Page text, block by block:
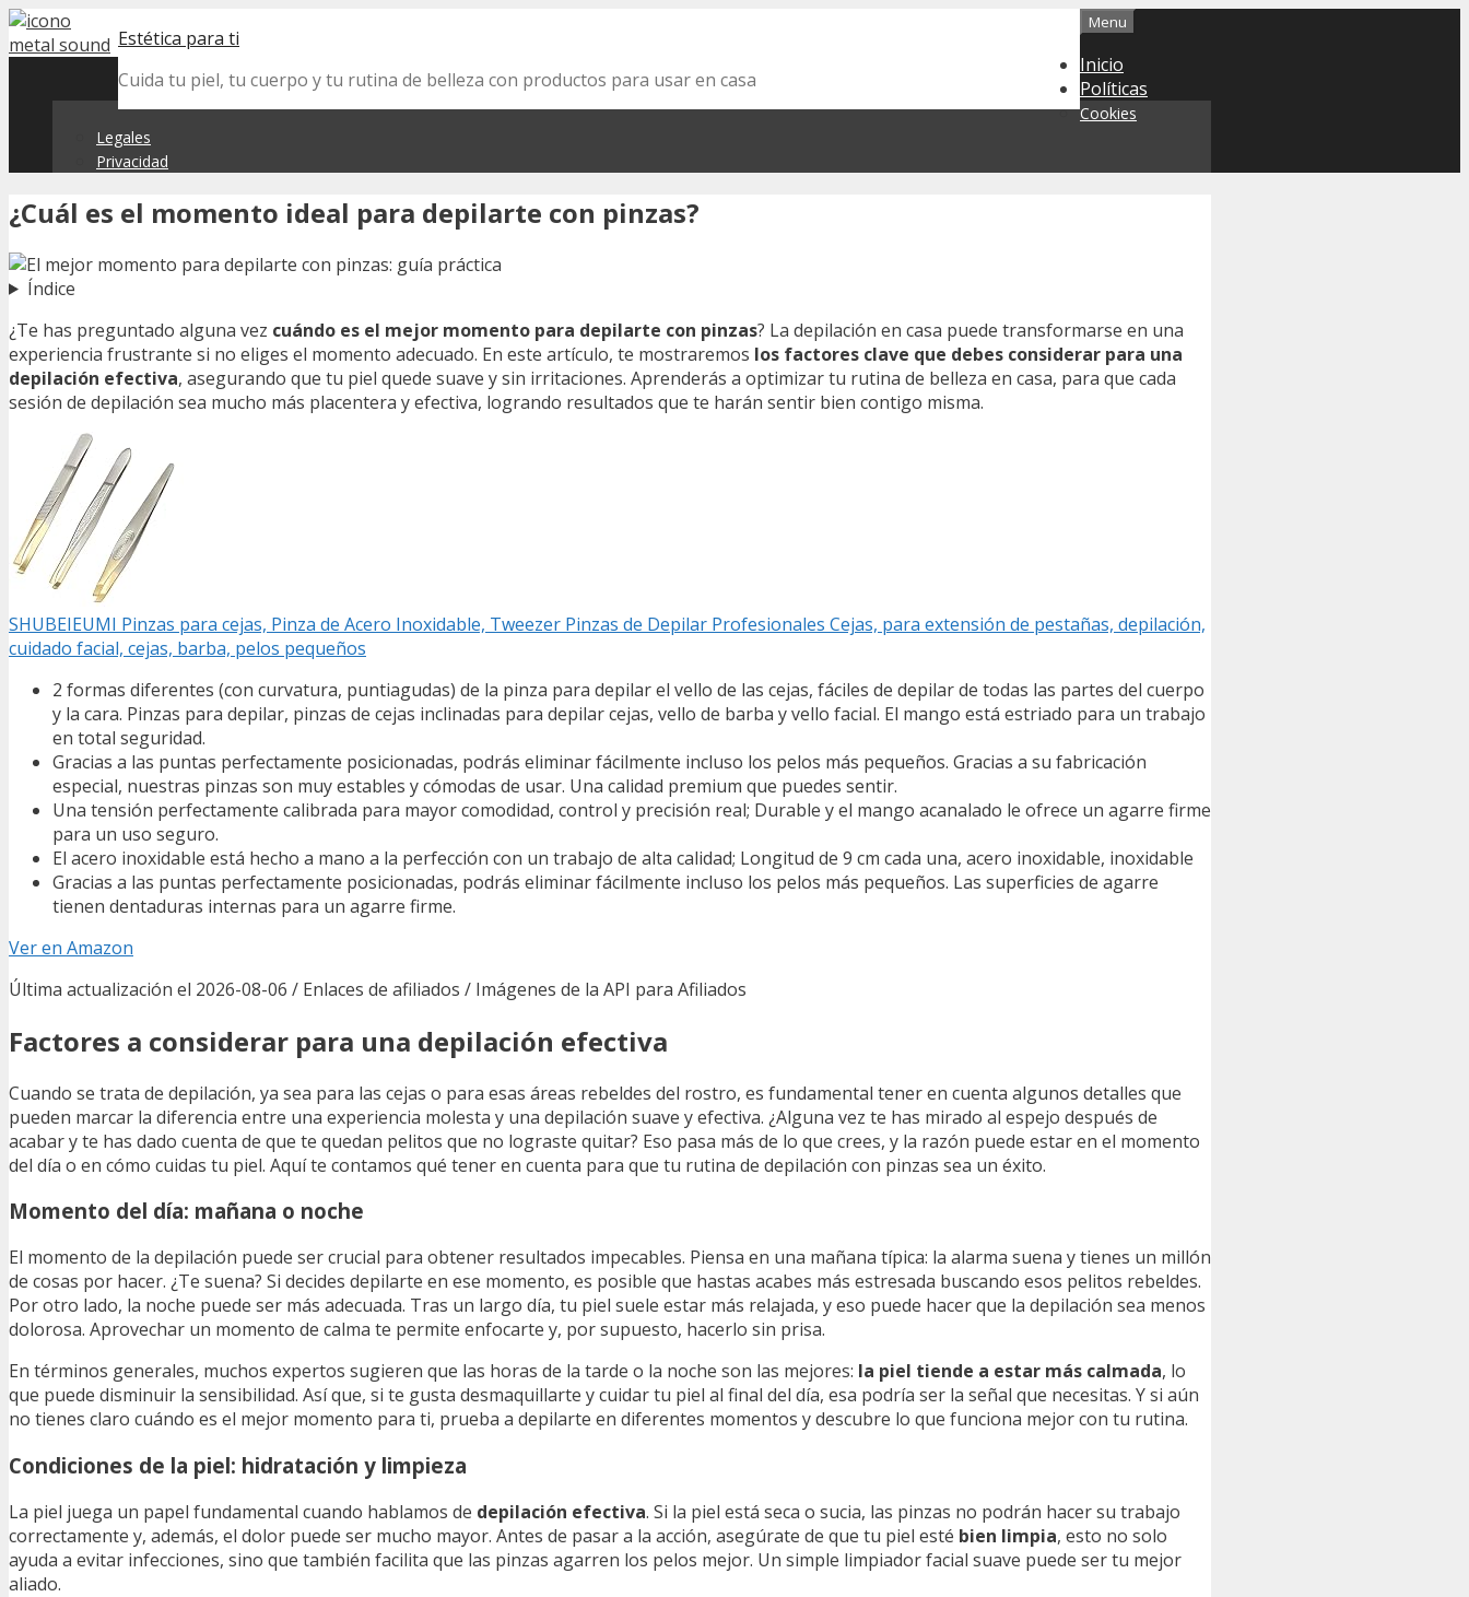
Skip
to
Estética para ti
Cuida tu piel, tu cuerpo y tu rutina de belleza con productos para usar en casa
Menu
Inicio
Políticas
Cookies
Legales
Privacidad
¿Cuál es el momento ideal para depilarte con pinzas?
Índice
¿Te has preguntado alguna vez cuándo es el mejor momento para depilarte con pinzas? La depilación en casa puede transformarse en una
experiencia frustrante si no eliges el momento adecuado. En este artículo, te mostraremos los factores clave que debes considerar para una
depilación efectiva, asegurando que tu piel quede suave y sin irritaciones. Aprenderás a optimizar tu rutina de belleza en casa, para que cada
sesión de depilación sea mucho más placentera y efectiva, logrando resultados que te harán sentir bien contigo misma.
SHUBEIEUMI Pinzas para cejas, Pinza de Acero Inoxidable, Tweezer Pinzas de Depilar Profesionales Cejas, para extensión de pestañas, depilación,
cuidado facial, cejas, barba, pelos pequeños
2 formas diferentes (con curvatura, puntiagudas) de la pinza para depilar el vello de las cejas, fáciles de depilar de todas las partes del cuerpo
y la cara. Pinzas para depilar, pinzas de cejas inclinadas para depilar cejas, vello de barba y vello facial. El mango está estriado para un trabajo
en total seguridad.
Gracias a las puntas perfectamente posicionadas, podrás eliminar fácilmente incluso los pelos más pequeños. Gracias a su fabricación
especial, nuestras pinzas son muy estables y cómodas de usar. Una calidad premium que puedes sentir.
Una tensión perfectamente calibrada para mayor comodidad, control y precisión real; Durable y el mango acanalado le ofrece un agarre firme
para un uso seguro.
El acero inoxidable está hecho a mano a la perfección con un trabajo de alta calidad; Longitud de 9 cm cada una, acero inoxidable, inoxidable
Gracias a las puntas perfectamente posicionadas, podrás eliminar fácilmente incluso los pelos más pequeños. Las superficies de agarre
tienen dentaduras internas para un agarre firme.
Ver en Amazon
Última actualización el 2026-08-06 / Enlaces de afiliados / Imágenes de la API para Afiliados
Factores a considerar para una depilación efectiva
Cuando se trata de depilación, ya sea para las cejas o para esas áreas rebeldes del rostro, es fundamental tener en cuenta algunos detalles que
pueden marcar la diferencia entre una experiencia molesta y una depilación suave y efectiva. ¿Alguna vez te has mirado al espejo después de
acabar y te has dado cuenta de que te quedan pelitos que no lograste quitar? Eso pasa más de lo que crees, y la razón puede estar en el momento
del día o en cómo cuidas tu piel. Aquí te contamos qué tener en cuenta para que tu rutina de depilación con pinzas sea un éxito.
Momento del día: mañana o noche
El momento de la depilación puede ser crucial para obtener resultados impecables. Piensa en una mañana típica: la alarma suena y tienes un millón
de cosas por hacer. ¿Te suena? Si decides depilarte en ese momento, es posible que hastas acabes más estresada buscando esos pelitos rebeldes.
Por otro lado, la noche puede ser más adecuada. Tras un largo día, tu piel suele estar más relajada, y eso puede hacer que la depilación sea menos
dolorosa. Aprovechar un momento de calma te permite enfocarte y, por supuesto, hacerlo sin prisa.
En términos generales, muchos expertos sugieren que las horas de la tarde o la noche son las mejores: la piel tiende a estar más calmada, lo
que puede disminuir la sensibilidad. Así que, si te gusta desmaquillarte y cuidar tu piel al final del día, esa podría ser la señal que necesitas. Y si aún
no tienes claro cuándo es el mejor momento para ti, prueba a depilarte en diferentes momentos y descubre lo que funciona mejor con tu rutina.
Condiciones de la piel: hidratación y limpieza
La piel juega un papel fundamental cuando hablamos de depilación efectiva. Si la piel está seca o sucia, las pinzas no podrán hacer su trabajo
correctamente y, además, el dolor puede ser mucho mayor. Antes de pasar a la acción, asegúrate de que tu piel esté bien limpia, esto no solo
ayuda a evitar infecciones, sino que también facilita que las pinzas agarren los pelos mejor. Un simple limpiador facial suave puede ser tu mejor
aliado.